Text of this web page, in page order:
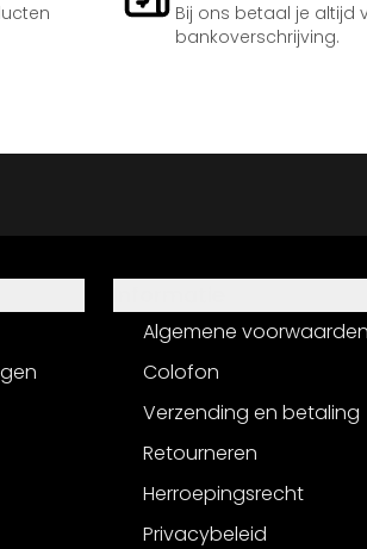
Bij ons betaal je altijd
bankoverschrijving.
Algemene voorwaarden
Colofon
Verzending en betaling
Retourneren
Herroepingsrecht
Privacybeleid